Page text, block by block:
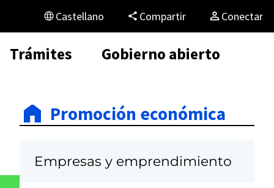
Castellano Compartir Conectar
Trámites Gobierno abierto
Promoción económica
Empresas y emprendimiento